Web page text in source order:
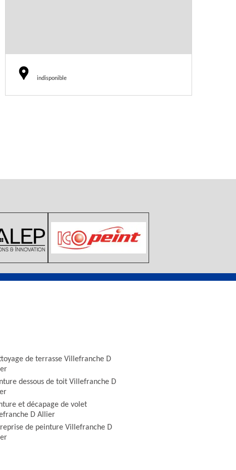
indisponible
de terrasse Villefranche D
dessous de toit Villefranche D
et décapage de volet
D Allier
de peinture Villefranche D